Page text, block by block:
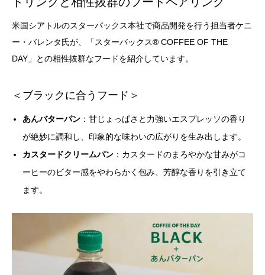
米国シアトルのスターバックス本社で商品開発を行う担当者ケニ
ー・バレンタ氏が、「スターバックス® COFFEE OF THE
DAY」との相性抜群なフードを紹介しています。
＜ブラックに合うフード＞
あんバターパン ：甘じょっぱさと力強いエスプレッソの香り
が絶妙に調和し、印象的な味わいの広がりを生み出します。
カスタードクリームパン ：カスタードのまろやかな甘みがコ
ーヒーのビター感をやわらかく包み、芳醇な香りを引き立て
ます。